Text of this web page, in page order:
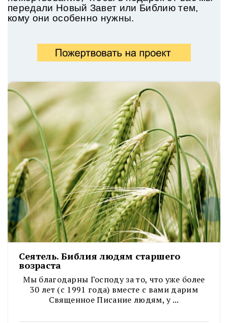
передали Новый Завет или Библию тем,
кому они особенно нужны.
Сеятель. Библия людям старшего
возраста
Мы благодарны Господу за то, что уже более
30 лет (с 1991 года) вместе с вами дарим
Священное Писание людям, у ...